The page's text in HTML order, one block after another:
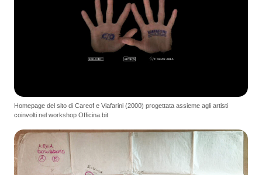
Homepage del sito di Careof e Viafarini (2000) progettata assieme agli artisti
coinvolti nel workshop Officina.bit